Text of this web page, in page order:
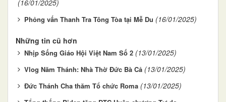
(16/01/2025)
Phỏng vấn Thanh Tra Tông Tòa tại Mễ Du (16/01/2025)
Những tin cũ hơn
Nhịp Sống Giáo Hội Việt Nam Số 2 (13/01/2025)
Vlog Năm Thánh: Nhà Thờ Đức Bà Cả (13/01/2025)
Đức Thánh Cha thăm Tổ chức Roma (13/01/2025)